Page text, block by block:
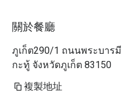
關於餐廳
ภูเก็ต290/1 ถนนพระบารมี
กะทู้ จังหวัดภูเก็ต 83150
複製地址